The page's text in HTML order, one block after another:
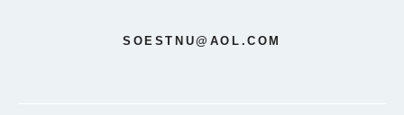
SOESTNU@AOL.COM